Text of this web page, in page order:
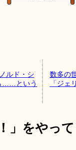
ルド・シ
……という
数多の
「ジェ
」をやっ